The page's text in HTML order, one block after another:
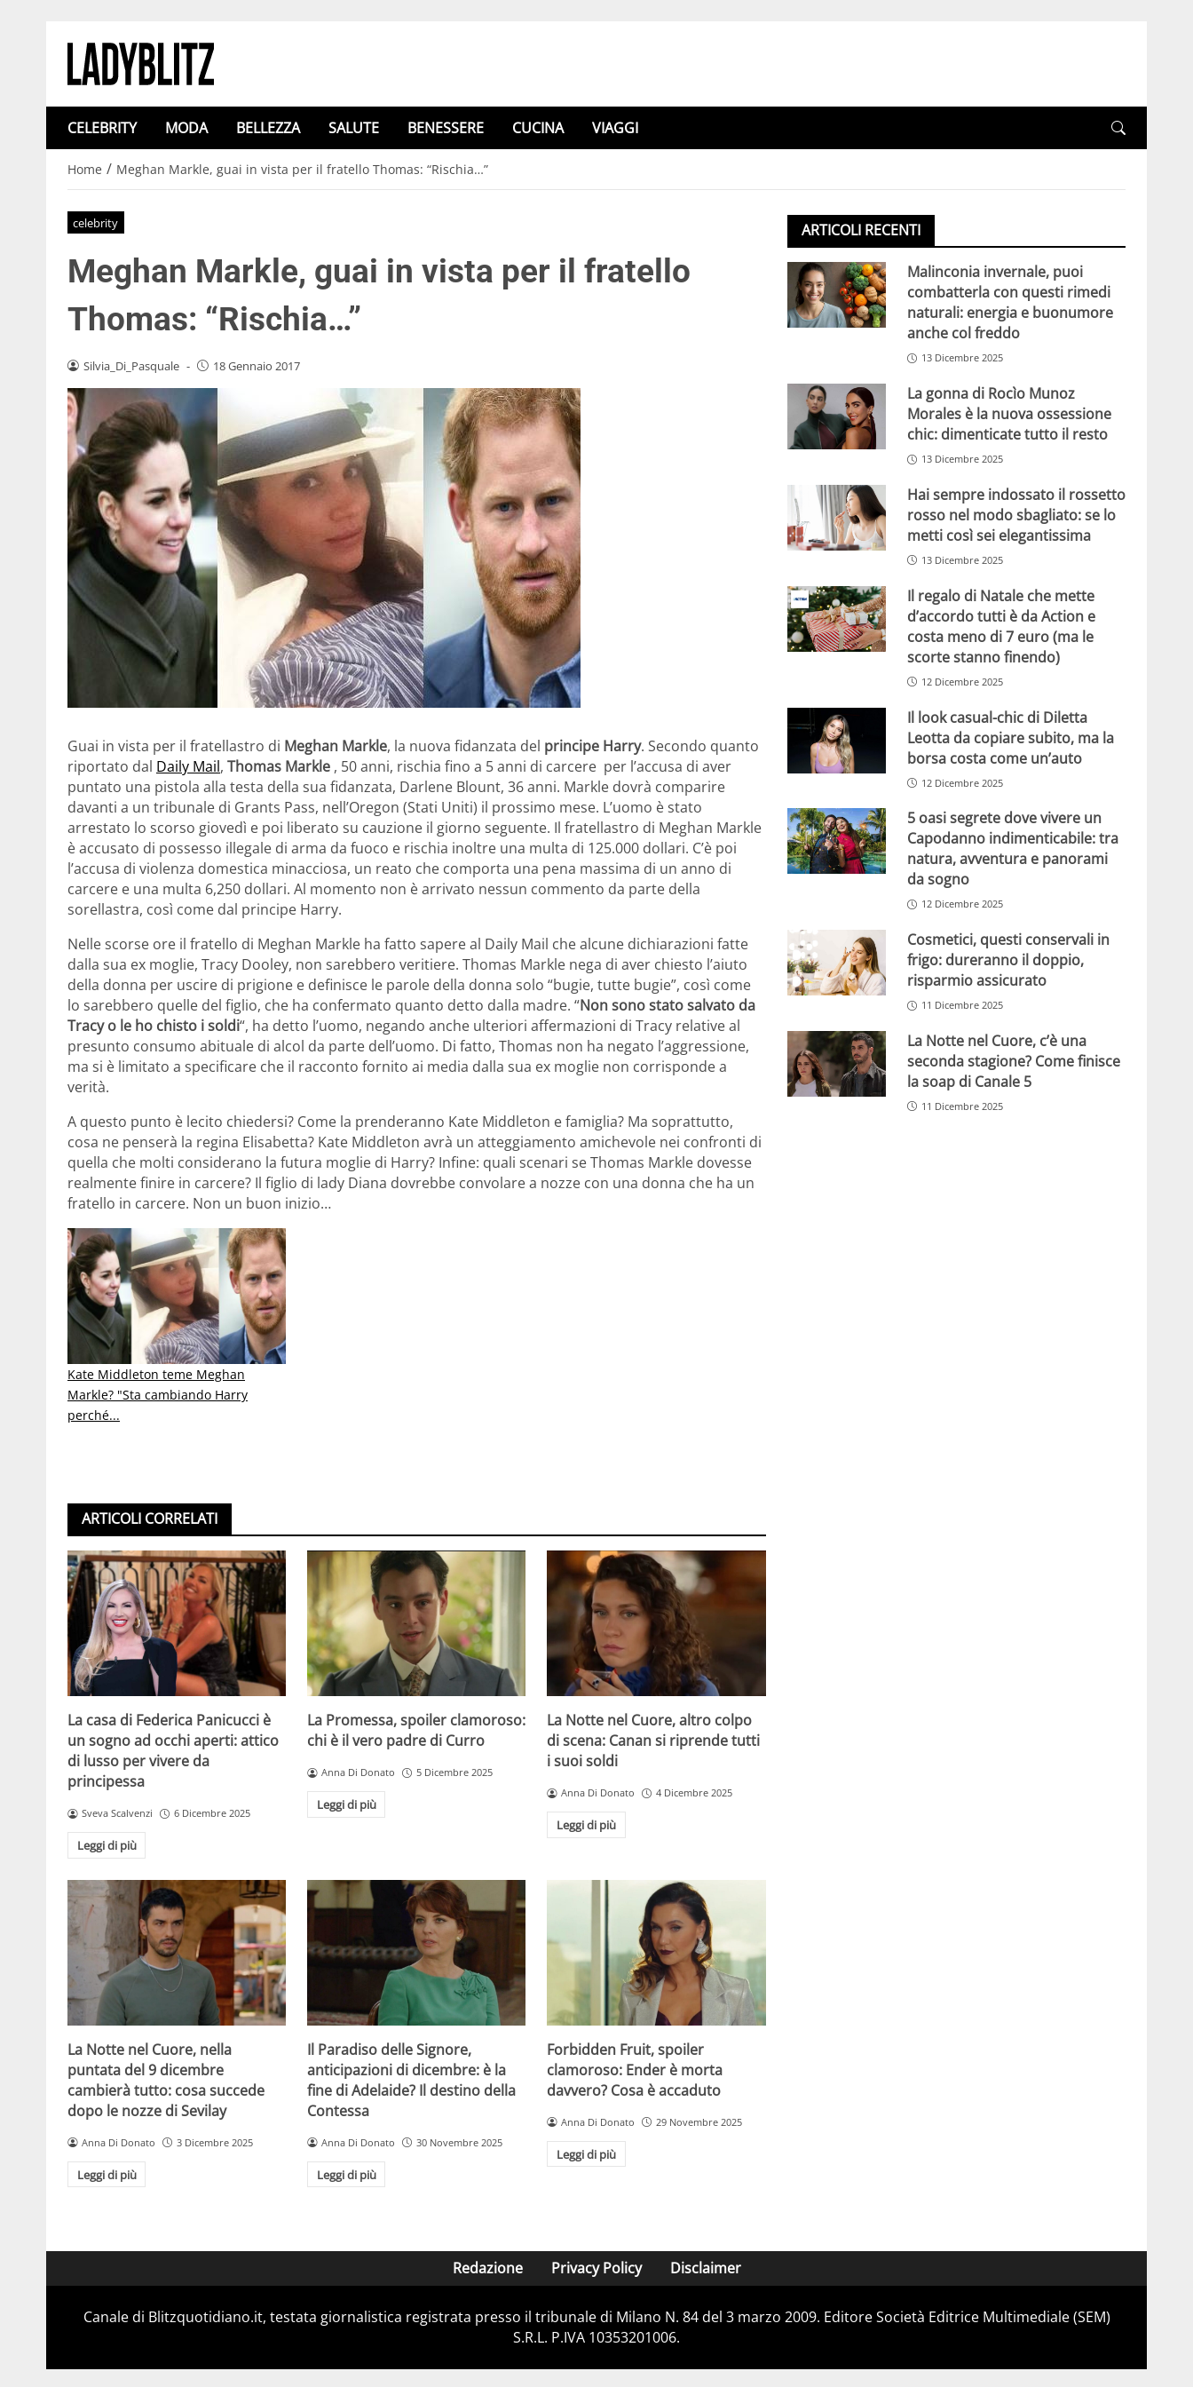
CELEBRITY MODA BELLEZZA SALUTE BENESSERE CUCINA VIAGGI
Home / Meghan Markle, guai in vista per il fratello Thomas: “Rischia…”
celebrity
Meghan Markle, guai in vista per il fratello
Thomas: “Rischia…”
Silvia_Di_Pasquale - 18 Gennaio 2017
Guai in vista per il fratellastro di Meghan Markle, la nuova fidanzata del principe Harry. Secondo quanto
riportato dal Daily Mail, Thomas Markle , 50 anni, rischia fino a 5 anni di carcere per l’accusa di aver
puntato una pistola alla testa della sua fidanzata, Darlene Blount, 36 anni. Markle dovrà comparire
davanti a un tribunale di Grants Pass, nell’Oregon (Stati Uniti) il prossimo mese. L’uomo è stato
arrestato lo scorso giovedì e poi liberato su cauzione il giorno seguente. Il fratellastro di Meghan Markle
è accusato di possesso illegale di arma da fuoco e rischia inoltre una multa di 125.000 dollari. C’è poi
l’accusa di violenza domestica minacciosa, un reato che comporta una pena massima di un anno di
carcere e una multa 6,250 dollari. Al momento non è arrivato nessun commento da parte della
sorellastra, così come dal principe Harry.
Nelle scorse ore il fratello di Meghan Markle ha fatto sapere al Daily Mail che alcune dichiarazioni fatte
dalla sua ex moglie, Tracy Dooley, non sarebbero veritiere. Thomas Markle nega di aver chiesto l’aiuto
della donna per uscire di prigione e definisce le parole della donna solo “bugie, tutte bugie”, così come
lo sarebbero quelle del figlio, che ha confermato quanto detto dalla madre. “Non sono stato salvato da
Tracy o le ho chisto i soldi“, ha detto l’uomo, negando anche ulteriori affermazioni di Tracy relative al
presunto consumo abituale di alcol da parte dell’uomo. Di fatto, Thomas non ha negato l’aggressione,
ma si è limitato a specificare che il racconto fornito ai media dalla sua ex moglie non corrisponde a
verità.
A questo punto è lecito chiedersi? Come la prenderanno Kate Middleton e famiglia? Ma soprattutto,
cosa ne penserà la regina Elisabetta? Kate Middleton avrà un atteggiamento amichevole nei confronti di
quella che molti considerano la futura moglie di Harry? Infine: quali scenari se Thomas Markle dovesse
realmente finire in carcere? Il figlio di lady Diana dovrebbe convolare a nozze con una donna che ha un
fratello in carcere. Non un buon inizio…
Kate Middleton teme Meghan
Markle? "Sta cambiando Harry
perché...
ARTICOLI CORRELATI
La casa di Federica Panicucci è
un sogno ad occhi aperti: attico
di lusso per vivere da
principessa
Sveva Scalvenzi 6 Dicembre 2025
Leggi di più
La Promessa, spoiler clamoroso:
chi è il vero padre di Curro
Anna Di Donato 5 Dicembre 2025
Leggi di più
La Notte nel Cuore, altro colpo
di scena: Canan si riprende tutti
i suoi soldi
Anna Di Donato 4 Dicembre 2025
Leggi di più
La Notte nel Cuore, nella
puntata del 9 dicembre
cambierà tutto: cosa succede
dopo le nozze di Sevilay
Anna Di Donato 3 Dicembre 2025
Leggi di più
Il Paradiso delle Signore,
anticipazioni di dicembre: è la
fine di Adelaide? Il destino della
Contessa
Anna Di Donato 30 Novembre 2025
Leggi di più
Forbidden Fruit, spoiler
clamoroso: Ender è morta
davvero? Cosa è accaduto
Anna Di Donato 29 Novembre 2025
Leggi di più
ARTICOLI RECENTI
Malinconia invernale, puoi
combatterla con questi rimedi
naturali: energia e buonumore
anche col freddo
13 Dicembre 2025
La gonna di Rocìo Munoz
Morales è la nuova ossessione
chic: dimenticate tutto il resto
13 Dicembre 2025
Hai sempre indossato il rossetto
rosso nel modo sbagliato: se lo
metti così sei elegantissima
13 Dicembre 2025
Il regalo di Natale che mette
d’accordo tutti è da Action e
costa meno di 7 euro (ma le
scorte stanno finendo)
12 Dicembre 2025
Il look casual-chic di Diletta
Leotta da copiare subito, ma la
borsa costa come un’auto
12 Dicembre 2025
5 oasi segrete dove vivere un
Capodanno indimenticabile: tra
natura, avventura e panorami
da sogno
12 Dicembre 2025
Cosmetici, questi conservali in
frigo: dureranno il doppio,
risparmio assicurato
11 Dicembre 2025
La Notte nel Cuore, c’è una
seconda stagione? Come finisce
la soap di Canale 5
11 Dicembre 2025
Redazione Privacy Policy Disclaimer
Canale di Blitzquotidiano.it, testata giornalistica registrata presso il tribunale di Milano N. 84 del 3 marzo 2009. Editore Società Editrice Multimediale (SEM)
S.R.L. P.IVA 10353201006.